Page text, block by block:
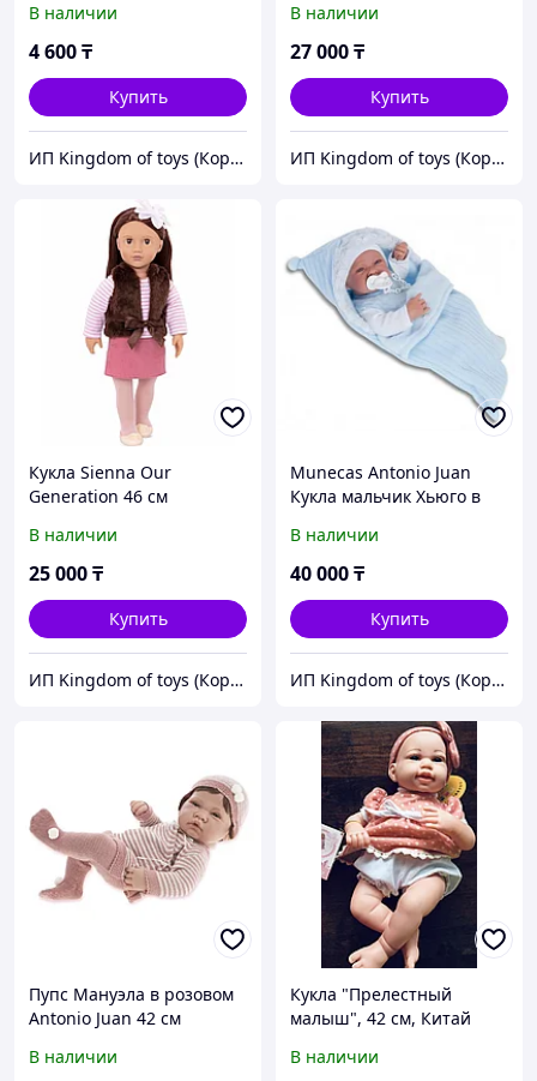
В наличии
4 600₸
Купить
ИП Kingdom of toys (Королевство игрушек)
В наличии
27 000₸
Купить
ИП Kingdom of toys (Королевство игрушек)
Кукла Sienna Our
Generation 46 cм
В наличии
25 000₸
Купить
ИП Kingdom of toys (Королевство игрушек)
Munecas Antonio Juan
Кукла мальчик Хьюго в
В наличии
40 000₸
Купить
ИП Kingdom of toys (Королевство игрушек)
Пупс Мануэла в розовом
Antonio Juan 42 см
В наличии
Кукла "Прелестный
малыш", 42 см, Китай
В наличии